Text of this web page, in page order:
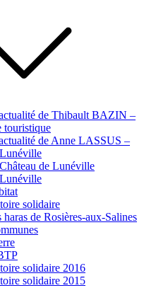
de Thibault BAZIN –
touristique
de Anne LASSUS –
de Lunéville
solidaire
haras de Rosières-aux-Salines
solidaire 2016
solidaire 2015